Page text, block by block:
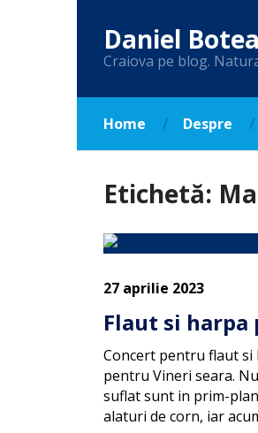
Daniel Botea
Craiova pe blog.
Home Despre
Etichetă:
27 aprilie 2023
Flaut si
Concert pentru flaut si
pentru Vineri seara.
suflat sunt in prim-
alaturi de corn, iar